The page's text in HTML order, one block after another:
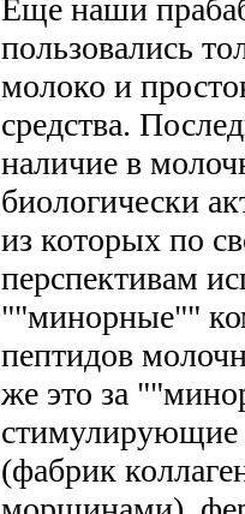
Еще наши
пользовались
молоко и
средства.
наличие в
биологически
из которых по
перспективам
""минорные""
пептидов
же это за
стимулирующие
(фабрик